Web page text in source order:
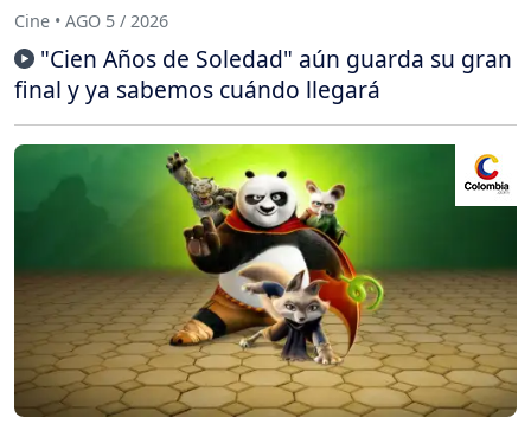
Cine • AGO 5 / 2026
"Cien Años de Soledad" aún guarda su gran
final y ya sabemos cuándo llegará